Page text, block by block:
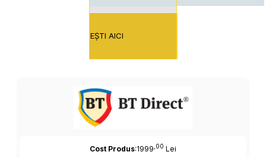
EŞTI AICI
Cost Produs:1999 ,00 Lei